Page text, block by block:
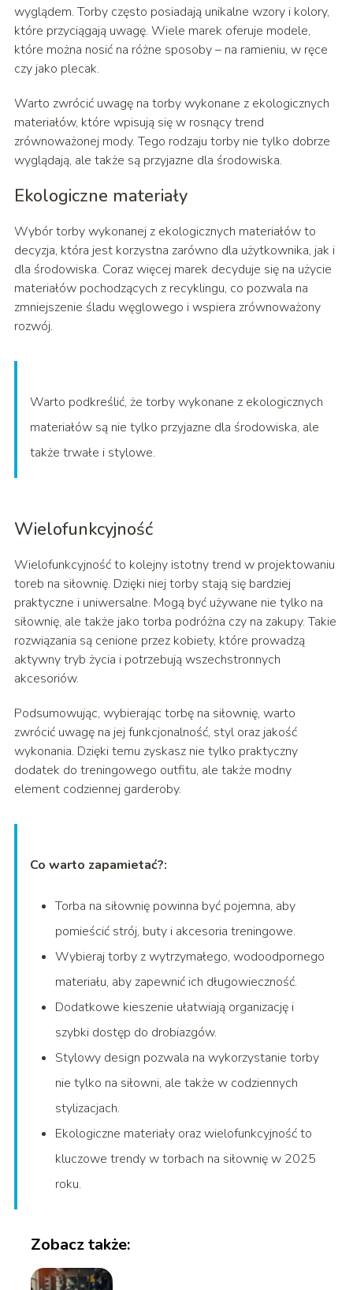
wyglądem. Torby często posiadają unikalne wzory i kolory,
które przyciągają uwagę. Wiele marek oferuje modele,
które można nosić na różne sposoby – na ramieniu, w ręce
czy jako plecak.
Warto zwrócić uwagę na torby wykonane z ekologicznych
materiałów, które wpisują się w rosnący trend
zrównoważonej mody. Tego rodzaju torby nie tylko dobrze
wyglądają, ale także są przyjazne dla środowiska.
Ekologiczne materiały
Wybór torby wykonanej z ekologicznych materiałów to
decyzja, która jest korzystna zarówno dla użytkownika, jak i
dla środowiska. Coraz więcej marek decyduje się na użycie
materiałów pochodzących z recyklingu, co pozwala na
zmniejszenie śladu węglowego i wspiera zrównoważony
rozwój.
Warto podkreślić, że torby wykonane z ekologicznych
materiałów są nie tylko przyjazne dla środowiska, ale
także trwałe i stylowe.
Wielofunkcyjność
Wielofunkcyjność to kolejny istotny trend w projektowaniu
toreb na siłownię. Dzięki niej torby stają się bardziej
praktyczne i uniwersalne. Mogą być używane nie tylko na
siłownię, ale także jako torba podróżna czy na zakupy. Takie
rozwiązania są cenione przez kobiety, które prowadzą
aktywny tryb życia i potrzebują wszechstronnych
akcesoriów.
Podsumowując, wybierając torbę na siłownię, warto
zwrócić uwagę na jej funkcjonalność, styl oraz jakość
wykonania. Dzięki temu zyskasz nie tylko praktyczny
dodatek do treningowego outfitu, ale także modny
element codziennej garderoby.
Co warto zapamietać?:
Torba na siłownię powinna być pojemna, aby
pomieścić strój, buty i akcesoria treningowe.
Wybieraj torby z wytrzymałego, wodoodpornego
materiału, aby zapewnić ich długowieczność.
Dodatkowe kieszenie ułatwiają organizację i
szybki dostęp do drobiazgów.
Stylowy design pozwala na wykorzystanie torby
nie tylko na siłowni, ale także w codziennych
stylizacjach.
Ekologiczne materiały oraz wielofunkcyjność to
kluczowe trendy w torbach na siłownię w 2025
roku.
Zobacz także: